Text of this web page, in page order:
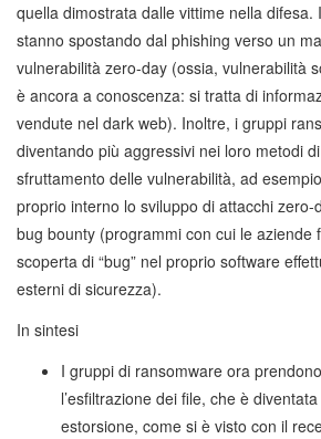
quella dimostrata dalle vittime nella difesa.
stanno spostando dal phishing verso un
vulnerabilità zero-day (ossia, vulnerabilità
è ancora a conoscenza: si tratta di
vendute nel dark web). Inoltre, i gruppi
diventando più aggressivi nei loro metodi
sfruttamento delle vulnerabilità, ad
proprio interno lo sviluppo di attacchi
bug bounty (programmi con cui le aziende
scoperta di “bug” nel proprio software
esterni di sicurezza).
In sintesi
I gruppi di ransomware ora
l’esfiltrazione dei file, che è
estorsione, come si è visto con il